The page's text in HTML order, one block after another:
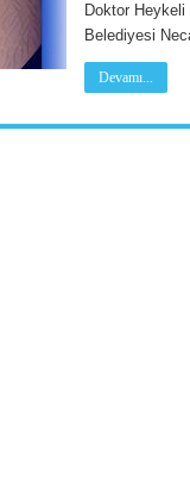
Doktor
Belediyesi
Devamı...